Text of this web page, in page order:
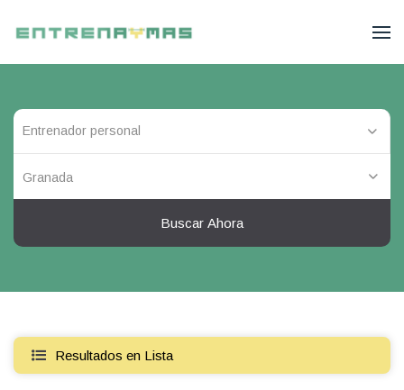
Granada
Buscar Ahora
Resultados en Lista